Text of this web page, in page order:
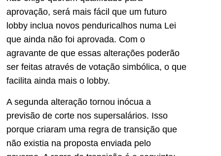
aprovação, será mais fácil que um futuro
lobby inclua novos penduricalhos numa Lei
que ainda não foi aprovada. Com o
agravante de que essas alterações poderão
ser feitas através de votação simbólica, o que
facilita ainda mais o lobby.
A segunda alteração tornou inócua a
previsão de corte nos supersalários. Isso
porque criaram uma regra de transição que
não existia na proposta enviada pelo